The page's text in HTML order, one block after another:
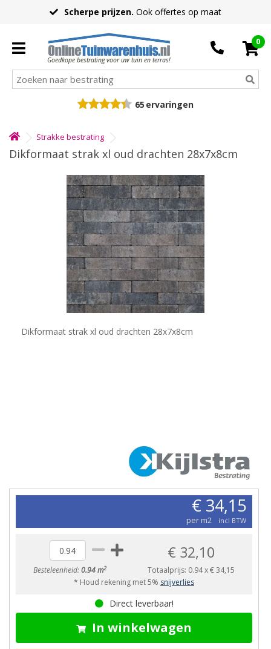
Scherpe prijzen. Ook offertes op maat
Goedkope bestrating voor uw tuin en terras!
0
65 ervaringen
Strakke bestrating
Dikformaat strak xl oud drachten 28x7x8cm
Dikformaat strak xl oud drachten 28x7x8cm
€ 34,15
per m2 incl BTW
Besteleenheid:0.94 m2
€ 32,10
Totaalprijs: 0.94x€ 34,15
* Houd rekening met 5% snijverlies
Direct leverbaar!
In winkelwagen